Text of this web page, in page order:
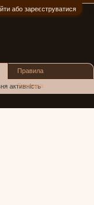
або зареєструватися
активність
Правила
Реклама